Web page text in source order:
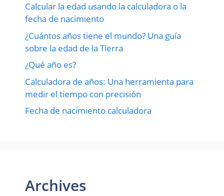
Calcular la edad usando la calculadora o la
fecha de nacimiento
¿Cuántos años tiene el mundo? Una guía
sobre la edad de la Tierra
¿Qué año es?
Calculadora de años: Una herramienta para
medir el tiempo con precisión
Fecha de nacimiento calculadora
Archives